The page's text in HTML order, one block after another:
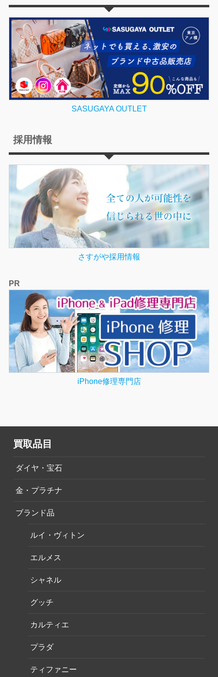
SASUGAYA OUTLET
採用情報
さすがや採用情報
PR
iPhone修理専門店
買取品目
ダイヤ・宝石
金・プラチナ
ブランド品
ルイ・ヴィトン
エルメス
シャネル
グッチ
カルティエ
プラダ
ティファニー